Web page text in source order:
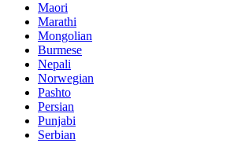
Maori
Marathi
Mongolian
Burmese
Nepali
Norwegian
Pashto
Persian
Punjabi
Serbian